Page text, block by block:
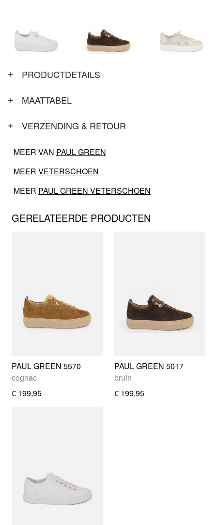
PRODUCTDETAILS
MAATTABEL
VERZENDING & RETOUR
MEER VAN PAUL GREEN
MEER VETERSCHOEN
MEER PAUL GREEN VETERSCHOEN
GERELATEERDE PRODUCTEN
PAUL GREEN 5570
cognac
€ 199,95
PAUL GREEN 5017
bruin
€ 199,95